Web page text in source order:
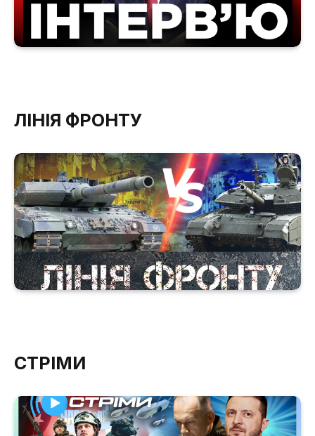
ЛІНІЯ ФРОНТУ
СТРІМИ